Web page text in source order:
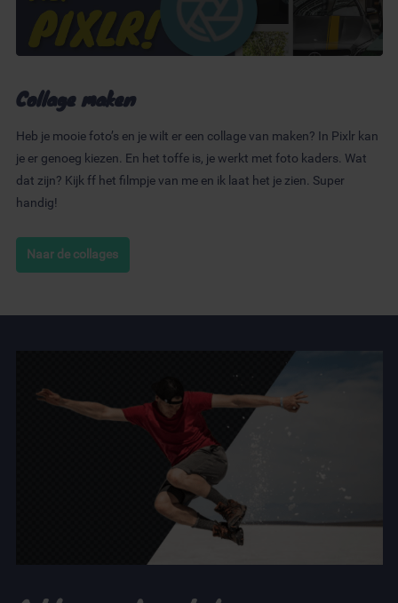
Collage maken
Heb je mooie foto’s en je wilt er een collage van maken? In Pixlr kan
je er genoeg kiezen. En het toffe is, je werkt met foto kaders. Wat
dat zijn? Kijk ff het filmpje van me en ik laat het je zien. Super
handig!
Naar de collages